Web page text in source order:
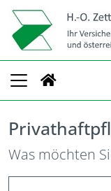
Was möchten